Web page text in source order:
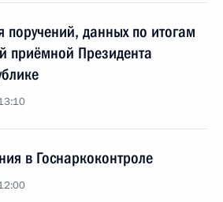
поручений, данных по итогам
приёмной Президента
в Госнаркоконтроле